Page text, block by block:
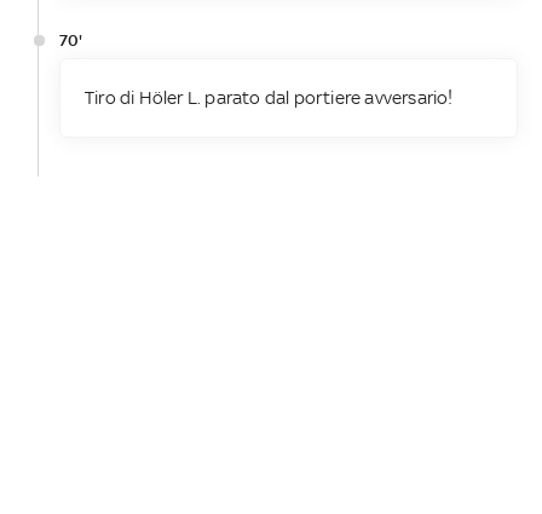
70'
Tiro di Höler L. parato dal portiere avversario!